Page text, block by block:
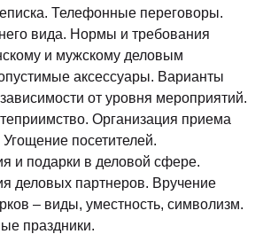
Телефонные переговоры.
вида. Нормы и требования
и мужскому деловым
аксессуары. Варианты
от уровня мероприятий.
Организация приема
Угощение посетителей.
и подарки в деловой сфере.
деловых партнеров. Вручение
– виды, уместность, символизм.
праздники.